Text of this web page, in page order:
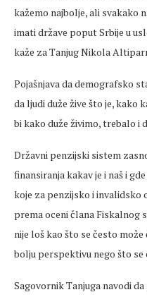
kažemo najbolje, ali svakako
imati države poput Srbije u
kaže za Tanjug Nikola
Pojašnjava da demografsko
da ljudi duže žive što je, kako
bi kako duže živimo, trebalo i
Državni penzijski sistem
finansiranja kakav je i naš i
koje za penzijsko i invalidsko
prema oceni člana Fiskalnog
nije loš kao što se često
bolju perspektivu nego što se
Sagovornik Tanjuga navodi